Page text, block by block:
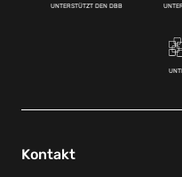
UNTERSTÜTZT DEN DBB
Kontakt